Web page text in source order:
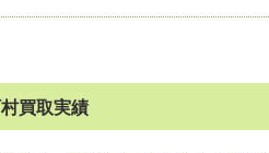
買取実績